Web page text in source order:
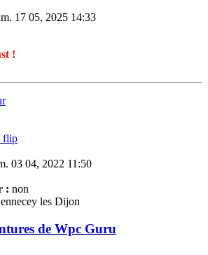
17 05, 2025 14:33
!
flip
03 04, 2022 11:50
: non
les Dijon
de Wpc Guru